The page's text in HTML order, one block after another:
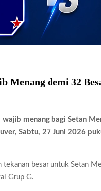
Menang demi 32
wajib menang bagi Setan
Sabtu, 27 Juni 2026
tekanan besar untuk Setan
Grup G.